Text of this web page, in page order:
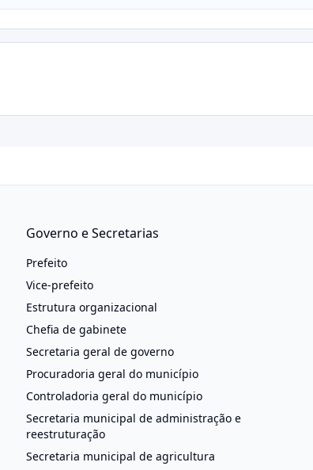
Governo e Secretarias
Prefeito
Vice-prefeito
Estrutura organizacional
Chefia de gabinete
Secretaria geral de governo
Procuradoria geral do município
Controladoria geral do município
Secretaria municipal de administração e
reestruturação
Secretaria municipal de agricultura